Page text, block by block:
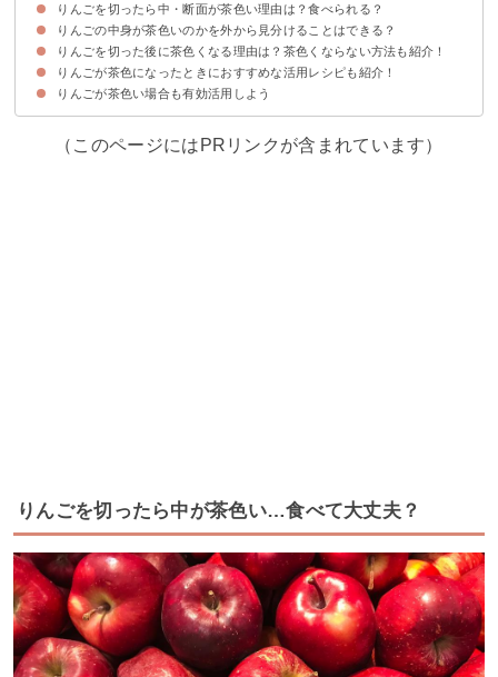
りんごを切ったら中・断面が茶色い理由は？食べられる？
①「蜜褐変」が原因で一部が茶色い場合
②「内部褐変」が原因で一部が茶色い場合
③中身に茶色い斑点・ぶつぶつがある場合
④りんごが腐っている場合
りんごの中身が茶色いのかを外から見分けることはできる？
りんごの中身が茶色いのかを外から見分けることは難しい
りんごは正しく保存してなるべく早く食べよう
りんごを切った後に茶色くなる理由は？茶色くならない方法も紹介！
りんごを切った後に茶色くなるのは酸化が原因
りんごを切った後に茶色に変色させない方法
りんごが茶色になったときにおすすめな活用レシピも紹介！
①揚げ焼きりんご
②りんごのパウンドケーキ
③アップルパイ
りんごが茶色い場合も有効活用しよう
（このページにはPRリンクが含まれています）
りんごを切ったら中が茶色い…食べて大丈夫？